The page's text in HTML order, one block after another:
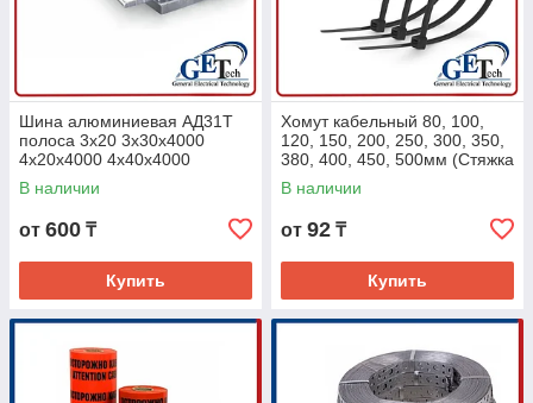
Шина алюминиевая АД31Т
полоса 3х20 3х30х4000
4х20х4000 4х40х4000
5х40х4000 5х50х4000
6х80х4000 10х100х4000
В наличии
от 600 ₸
Купить
Хомут кабельный 80, 100,
120, 150, 200, 250, 300, 350,
380, 400, 450, 500мм (Стяжка
для кабеля, белый/черный)
В наличии
от 92 ₸
Купить